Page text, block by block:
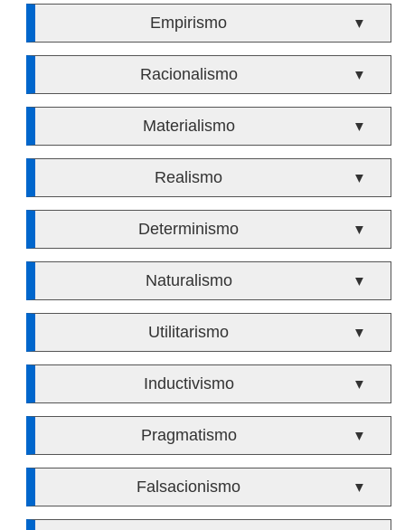
Empirismo ▼
Racionalismo ▼
Materialismo ▼
Realismo ▼
Determinismo ▼
Naturalismo ▼
Utilitarismo ▼
Inductivismo ▼
Pragmatismo ▼
Falsacionismo ▼